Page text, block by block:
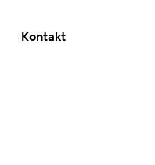
Kontakt